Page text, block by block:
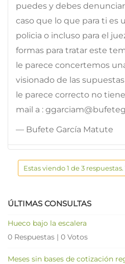
puedes y debes
caso que lo que para ti es
policia o incluso para el
formas para tratar este
le parece concertemos
visionado de las
le parece correcto no
mail a :
— Bufete García Matute
Estas viendo 1 de 3
ÚLTIMAS CONSULTAS
Hueco bajo la escalera
0 Respuestas | 0 Votos
Meses sin bases de cotización